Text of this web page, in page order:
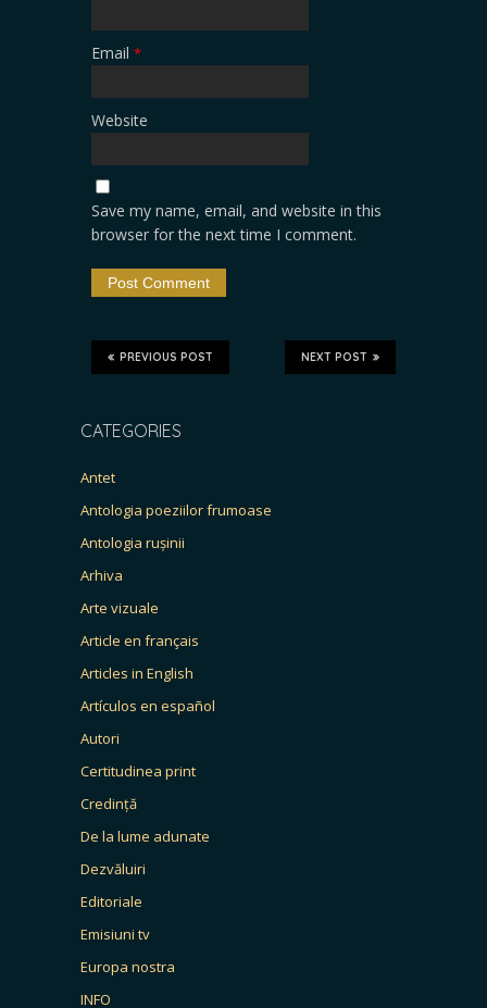
Email *
Website
Save my name, email, and website in this
browser for the next time I comment.
NEXT POST
PREVIOUS POST
CATEGORIES
Antet
Antologia poeziilor frumoase
Antologia rușinii
Arhiva
Arte vizuale
Article en français
Articles in English
Artículos en español
Autori
Certitudinea print
Credință
De la lume adunate
Dezvăluiri
Editoriale
Emisiuni tv
Europa nostra
INFO